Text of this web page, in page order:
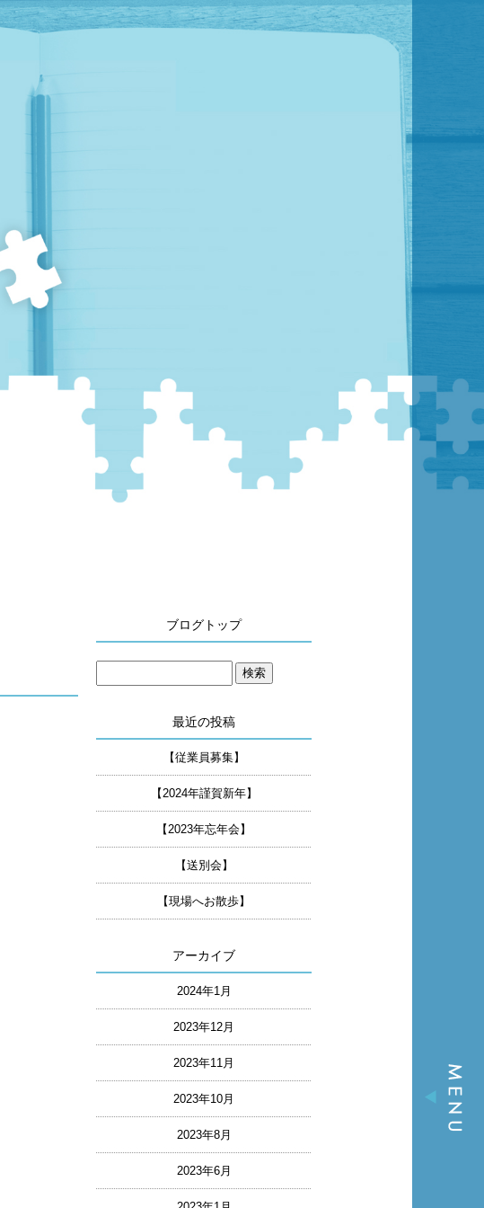
ブログトップ
最近の投稿
【従業員募集】
【2024年謹賀新年】
【2023年忘年会】
【送別会】
【現場へお散歩】
アーカイブ
2024年1月
2023年12月
2023年11月
2023年10月
2023年8月
2023年6月